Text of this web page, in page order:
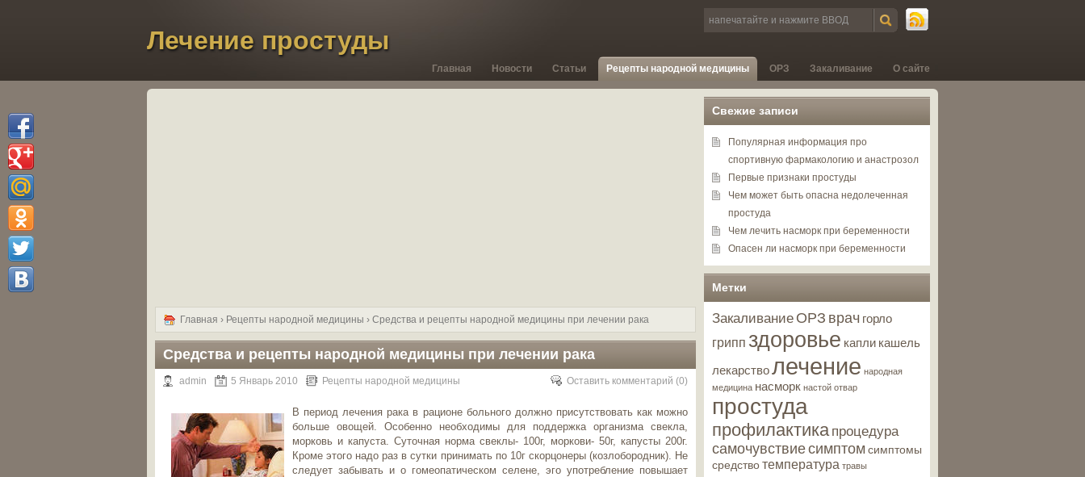
Лечение простуды
О сайте
Закаливание
ОРЗ
Рецепты народной медицины
Статьи
Новости
Главная
Главная › Рецепты народной медицины › Средства и рецепты народной медицины при лечении рака
Средства и рецепты народной медицины при лечении рака
admin 5 Январь 2010 Рецепты народной медицины Оставить комментарий (0)
В период лечения рака в рационе больного должно присутствовать как можно
больше овощей. Особенно необходимы для поддержка организма свекла,
морковь и капуста. Суточная норма свеклы- 100г, моркови- 50г, капусты 200г.
Кроме этого надо раз в сутки принимать по 10г скорцонеры (козлобородник). Не
следует забывать и о гомеопатическом селене, эго употребление повышает
Свежие записи
Популярная информация про
спортивную фармакологию и анастрозол
Первые признаки простуды
Чем может быть опасна недолеченная
простуда
Чем лечить насморк при беременности
Опасен ли насморк при беременности
Метки
Закаливание ОРЗ врач горло
грипп здоровье капли кашель
лекарстволечение народная
медицина насморк настой отвар
простуда
профилактика процедура
самочувствиесимптомсимптомы
средствотемпература травы